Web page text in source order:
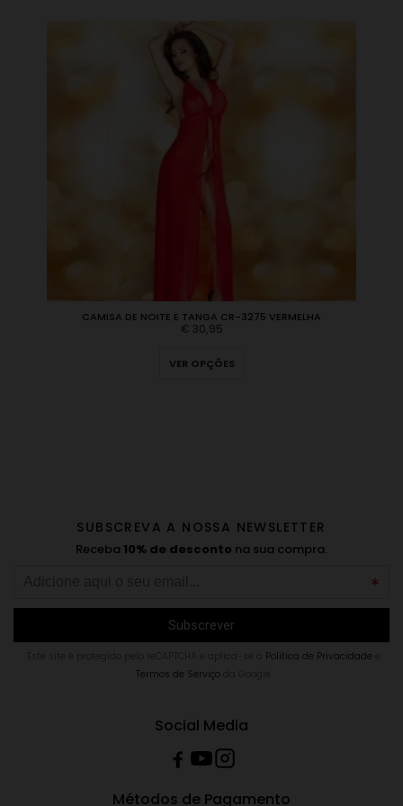
CAMISA DE NOITE E TANGA CR-3275 VERMELHA
€ 30,95
VER OPÇÕES
SUBSCREVA A NOSSA NEWSLETTER
Receba 10% de desconto na sua compra.
Politica de Privacidade
Termos de Serviçoda Google.
Social Media
Métodos de Pagamento